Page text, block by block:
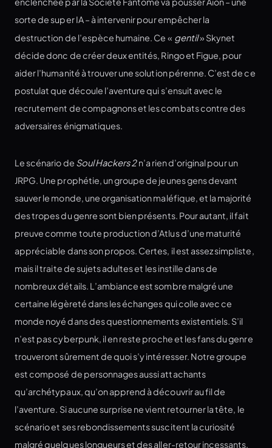
sorte de super IA – à intervenir pour empêcher la
destruction de l’espèce humaine. Ce « gentil» Skynet
décide donc de créer deux entités, Ringo et Figue, pour
aider l’humanité à trouver une solution pérenne. C’est de ce
postulat que découle l’aventure qui s’ensuit avec le
recrutement de compagnons et les combats contre des
adversaires énigmatiques.
Le scénario de Soul Hackers 2n’a rien d’original pour un
JRPG. Une prophétie, un groupe de jeunes gens devant
sauver le monde, une organisation maléfique, et la majorité
des tropes du genre sont bien présents. Pour autant, il fait
preuve comme toute production d’Atlus d’une maturité
appréciable dans son propos. Certes, il est assez simpliste,
mais il traite de sujets adultes et les instille dans de
nombreux détails. L’ambiance est sombre malgré une
certaine légèreté dans les échanges qui colle avec ce
monde noyé dans des questionnements existentiels. S’il
n’est pas cyberpunk, il en reste proche et les fans du genre
trouveront sûrement de quoi s’y intéresser. Notre groupe
est composé de personnages aussi attachants
qu’archétypaux, qu’on apprend à découvrir au fil de
l’aventure. Si aucune surprise ne vient retourner la tête, le
scénario et ses rebondissements suscitent la curiosité
malgré quelques longueurs et des aller-retour incessants.